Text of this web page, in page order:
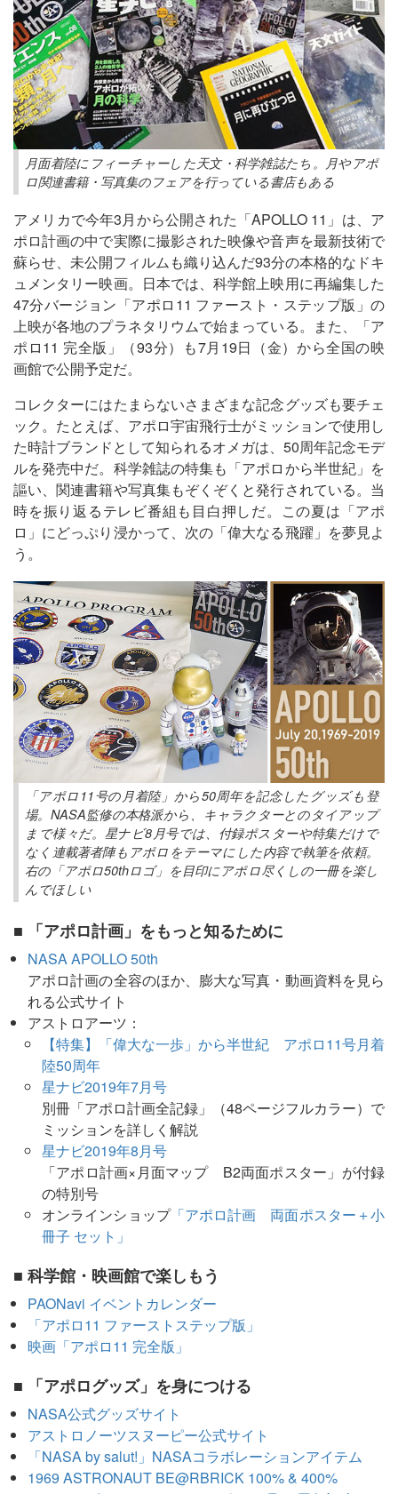
月面着陸にフィーチャーした天文・科学雑誌たち。月やアポ
ロ関連書籍・写真集のフェアを行っている書店もある
アメリカで今年3月から公開された「APOLLO 11」は、ア
ポロ計画の中で実際に撮影された映像や音声を最新技術で
蘇らせ、未公開フィルムも織り込んだ93分の本格的なドキ
ュメンタリー映画。日本では、科学館上映用に再編集した
47分バージョン「アポロ11 ファースト・ステップ版」の
上映が各地のプラネタリウムで始まっている。また、「ア
ポロ11 完全版」（93分）も7月19日（金）から全国の映
画館で公開予定だ。
コレクターにはたまらないさまざまな記念グッズも要チェ
ック。たとえば、アポロ宇宙飛行士がミッションで使用し
た時計ブランドとして知られるオメガは、50周年記念モデ
ルを発売中だ。科学雑誌の特集も「アポロから半世紀」を
謳い、関連書籍や写真集もぞくぞくと発行されている。当
時を振り返るテレビ番組も目白押しだ。この夏は「アポ
ロ」にどっぷり浸かって、次の「偉大なる飛躍」を夢見よ
う。
「アポロ11号の月着陸」から50周年を記念したグッズも登
場。NASA監修の本格派から、キャラクターとのタイアップ
まで様々だ。星ナビ8月号では、付録ポスターや特集だけで
なく連載著者陣もアポロをテーマにした内容で執筆を依頼。
右の「アポロ50thロゴ」を目印にアポロ尽くしの一冊を楽し
んでほしい
■ 「アポロ計画」をもっと知るために
NASA APOLLO 50th
アポロ計画の全容のほか、膨大な写真・動画資料を見ら
れる公式サイト
アストロアーツ：
【特集】「偉大な一歩」から半世紀 アポロ11号月着
陸50周年
星ナビ2019年7月号
別冊「アポロ計画全記録」（48ページフルカラー）で
ミッションを詳しく解説
星ナビ2019年8月号
「アポロ計画×月面マップ B2両面ポスター」が付録
の特別号
オンラインショップ「アポロ計画 両面ポスター＋小
冊子 セット」
■ 科学館・映画館で楽しもう
PAONavi イベントカレンダー
「アポロ11 ファーストステップ版」
映画「アポロ11 完全版」
■ 「アポログッズ」を身につける
NASA公式グッズサイト
アストロノーツスヌーピー公式サイト
「NASA by salut!」NASAコラボレーションアイテム
1969 ASTRONAUT BE@RBRICK 100% & 400%